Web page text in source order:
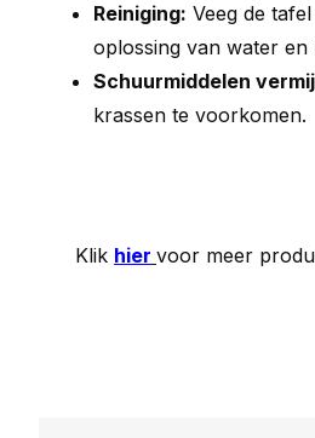
Reiniging: Veeg de
oplossing van water en
Schuurmiddelen
krassen te voorkomen.
Klik hier voor meer